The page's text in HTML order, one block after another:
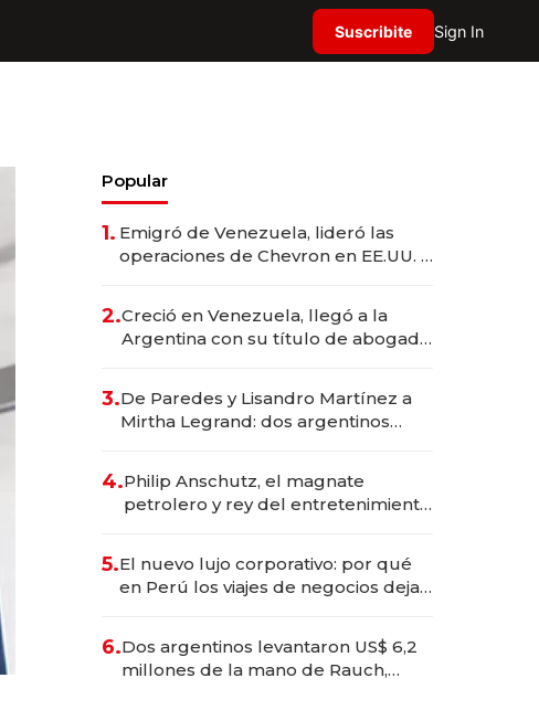
Suscribite Sign In
Popular
1. Emigró de Venezuela, lideró las
operaciones de Chevron en EE.UU. y
2.Creció en Venezuela, llegó a la
Argentina con su título de abogado
marcas "fast premium"
3.De Paredes y Lisandro Martínez a
Mirtha Legrand: dos argentinos
4.Philip Anschutz, el magnate
petrolero y rey del entretenimiento
5.El nuevo lujo corporativo: por qué
en Perú los viajes de negocios dejan
en experiencias transformadoras
6.Dos argentinos levantaron US$ 6,2
millones de la mano de Rauch,